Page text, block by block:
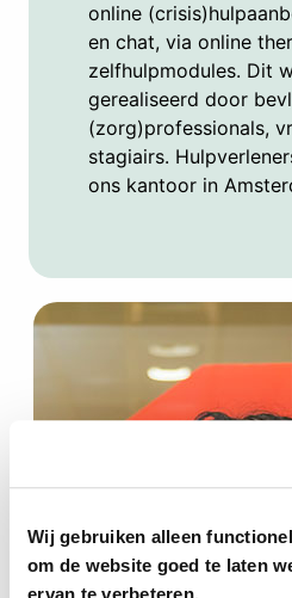
Wij gebruiken alleen
om de website goed te laten
online
en chat, via online
zelfhulpmodules. Dit
gerealiseerd door
(zorg)professionals,
stagiairs.
ons kantoor in